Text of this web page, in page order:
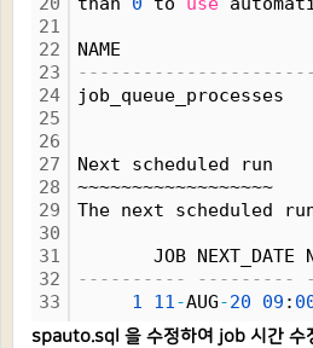
21
22
23
24
25
26
27
28
29
30
31
32
33
NAME
Next scheduled run
~~~~~~~~~~~~~~~~~~
The next scheduled
JOB NEXT_DATE
---------- ---------
1
11-AUG-20 09 :
spauto.sql 을 수정하여 job 시간 수